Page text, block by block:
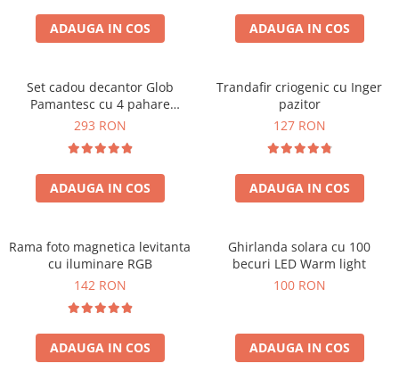
Cadouri Fete
Pentru Copilul din tine
Cadouri de Casa Noua
Cadouri Majorat
Cadouri pentru Nasi
Cadouri pentru Bunici
Cadouri pentru Prieteni
Cel ce are tot
Cadouri Nunta si Cununie civila
Cani si Termosuri
Jocuri si Puzzle
Seturi de caligrafie
Cadouri Sfantul Alexandru
Cadouri Constantin si Elena
Cadouri Sfanta Maria
Cadouri Sfintii Mihail si Gavriil
ADAUGA IN COS ADAUGA IN COS
Set cadou decantor Glob
Pamantesc cu 4 pahare
Deluxe
293 RON
ADAUGA IN COS
Trandafir criogenic cu Inger
pazitor
127 RON
ADAUGA IN COS
Rama foto magnetica levitanta
cu iluminare RGB
142 RON
ADAUGA IN COS
Ghirlanda solara cu 100
becuri LED Warm light
100 RON
ADAUGA IN COS